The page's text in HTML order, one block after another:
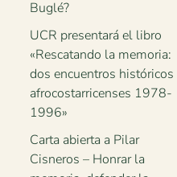
Buglé?
UCR presentará el libro
«Rescatando la memoria:
dos encuentros históricos
afrocostarricenses 1978-
1996»
Carta abierta a Pilar
Cisneros – Honrar la